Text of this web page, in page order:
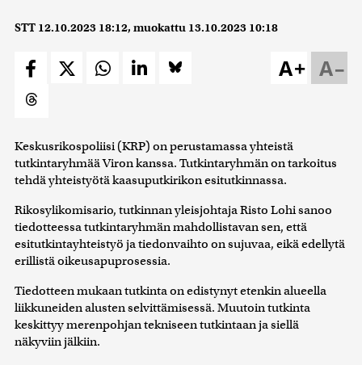
STT 12.10.2023 18:12, muokattu 13.10.2023 10:18
A–
A+
Keskusrikospoliisi (KRP) on perustamassa yhteistä
tutkintaryhmää Viron kanssa. Tutkintaryhmän on tarkoitus
tehdä yhteistyötä kaasuputkirikon esitutkinnassa.
Rikosylikomisario, tutkinnan yleisjohtaja Risto Lohi sanoo
tiedotteessa tutkintaryhmän mahdollistavan sen, että
esitutkintayhteistyö ja tiedonvaihto on sujuvaa, eikä edellytä
erillistä oikeusapuprosessia.
Tiedotteen mukaan tutkinta on edistynyt etenkin alueella
liikkuneiden alusten selvittämisessä. Muutoin tutkinta
keskittyy merenpohjan tekniseen tutkintaan ja siellä
näkyviin jälkiin.